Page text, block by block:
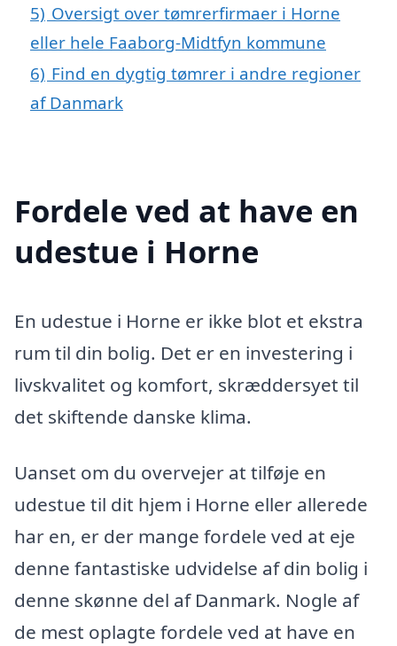
5) Oversigt over tømrerfirmaer i Horne
eller hele Faaborg-Midtfyn kommune
6) Find en dygtig tømrer i andre regioner
af Danmark
Fordele ved at have en
udestue i Horne
En udestue i Horne er ikke blot et ekstra
rum til din bolig. Det er en investering i
livskvalitet og komfort, skræddersyet til
det skiftende danske klima.
Uanset om du overvejer at tilføje en
udestue til dit hjem i Horne eller allerede
har en, er der mange fordele ved at eje
denne fantastiske udvidelse af din bolig i
denne skønne del af Danmark. Nogle af
de mest oplagte fordele ved at have en